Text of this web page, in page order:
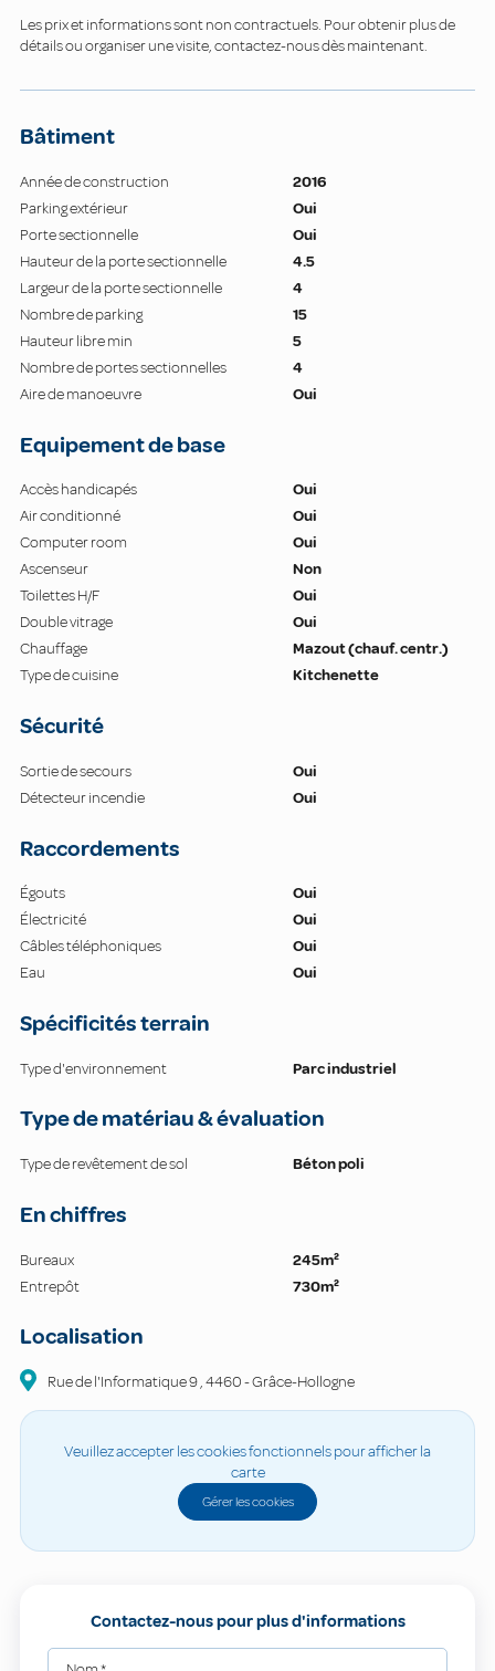
Les prix et informations sont non contractuels. Pour obtenir plus de
détails ou organiser une visite, contactez-nous dès maintenant.
Bâtiment
Année de construction
2016
Parking extérieur
Oui
Porte sectionnelle
Oui
Hauteur de la porte sectionnelle
4.5
Largeur de la porte sectionnelle
4
Nombre de parking
15
Hauteur libre min
5
Nombre de portes sectionnelles
4
Aire de manoeuvre
Oui
Equipement de base
Accès handicapés
Oui
Air conditionné
Oui
Computer room
Oui
Ascenseur
Non
Toilettes H/F
Oui
Double vitrage
Oui
Chauffage
Mazout (chauf. centr.)
Type de cuisine
Kitchenette
Sécurité
Sortie de secours
Oui
Détecteur incendie
Oui
Raccordements
Égouts
Oui
Électricité
Oui
Câbles téléphoniques
Oui
Eau
Oui
Spécificités terrain
Type d'environnement Parc industriel
Type de matériau & évaluation
Type de revêtement de sol Béton poli
En chiffres
Bureaux
245m²
Entrepôt
730m²
Localisation
Rue de l'Informatique9,4460-Grâce-Hollogne
Veuillez accepter les cookies fonctionnels pour afficher la
carte
Gérer les cookies
Contactez-nous pour plus d'informations